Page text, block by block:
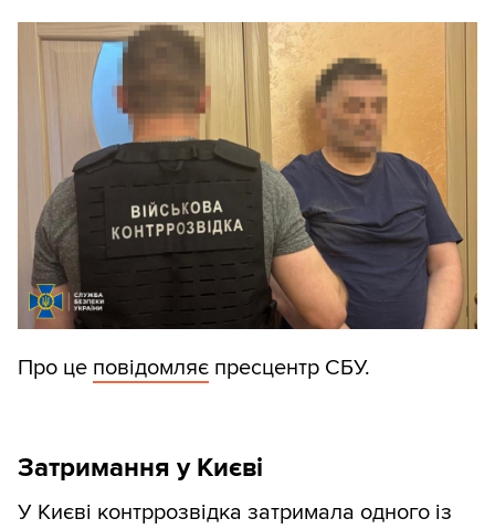
Про це повідомляє пресцентр СБУ.
Затримання у Києві
У Києві контррозвідка затримала одного із